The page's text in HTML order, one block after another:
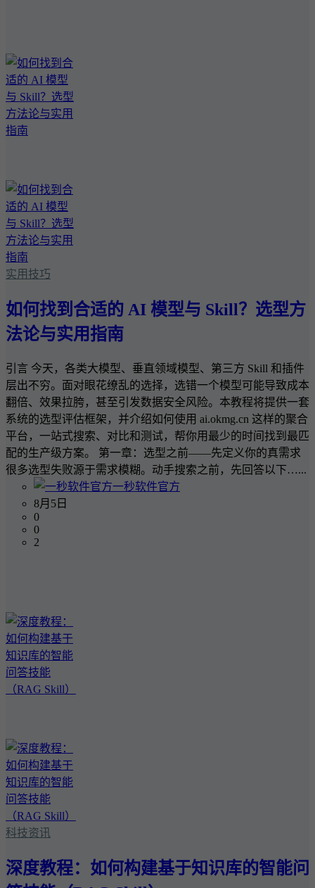
实用技巧
如何找到合适的 AI 模型与 Skill？选型方
法论与实用指南
引言 今天，各类大模型、垂直领域模型、第三方 Skill 和插件
层出不穷。面对眼花缭乱的选择，选错一个模型可能导致成本
翻倍、效果拉胯，甚至引发数据安全风险。本教程将提供一套
系统的选型评估框架，并介绍如何使用 ai.okmg.cn 这样的聚合
平台，一站式搜索、对比和测试，帮你用最少的时间找到最匹
配的生产级方案。 第一章：选型之前——先定义你的真需求
很多选型失败源于需求模糊。动手搜索之前，先回答以下…...
一秒软件官方
8月5日
0
0
2
科技资讯
深度教程：如何构建基于知识库的智能问